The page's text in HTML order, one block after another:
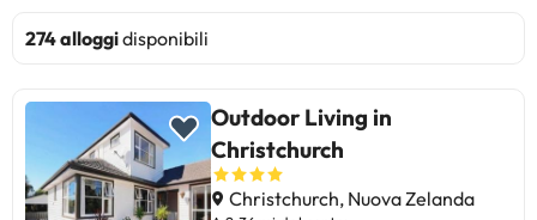
274 alloggidisponibili
Outdoor Living in
Christchurch
Christchurch, Nuova Zelanda